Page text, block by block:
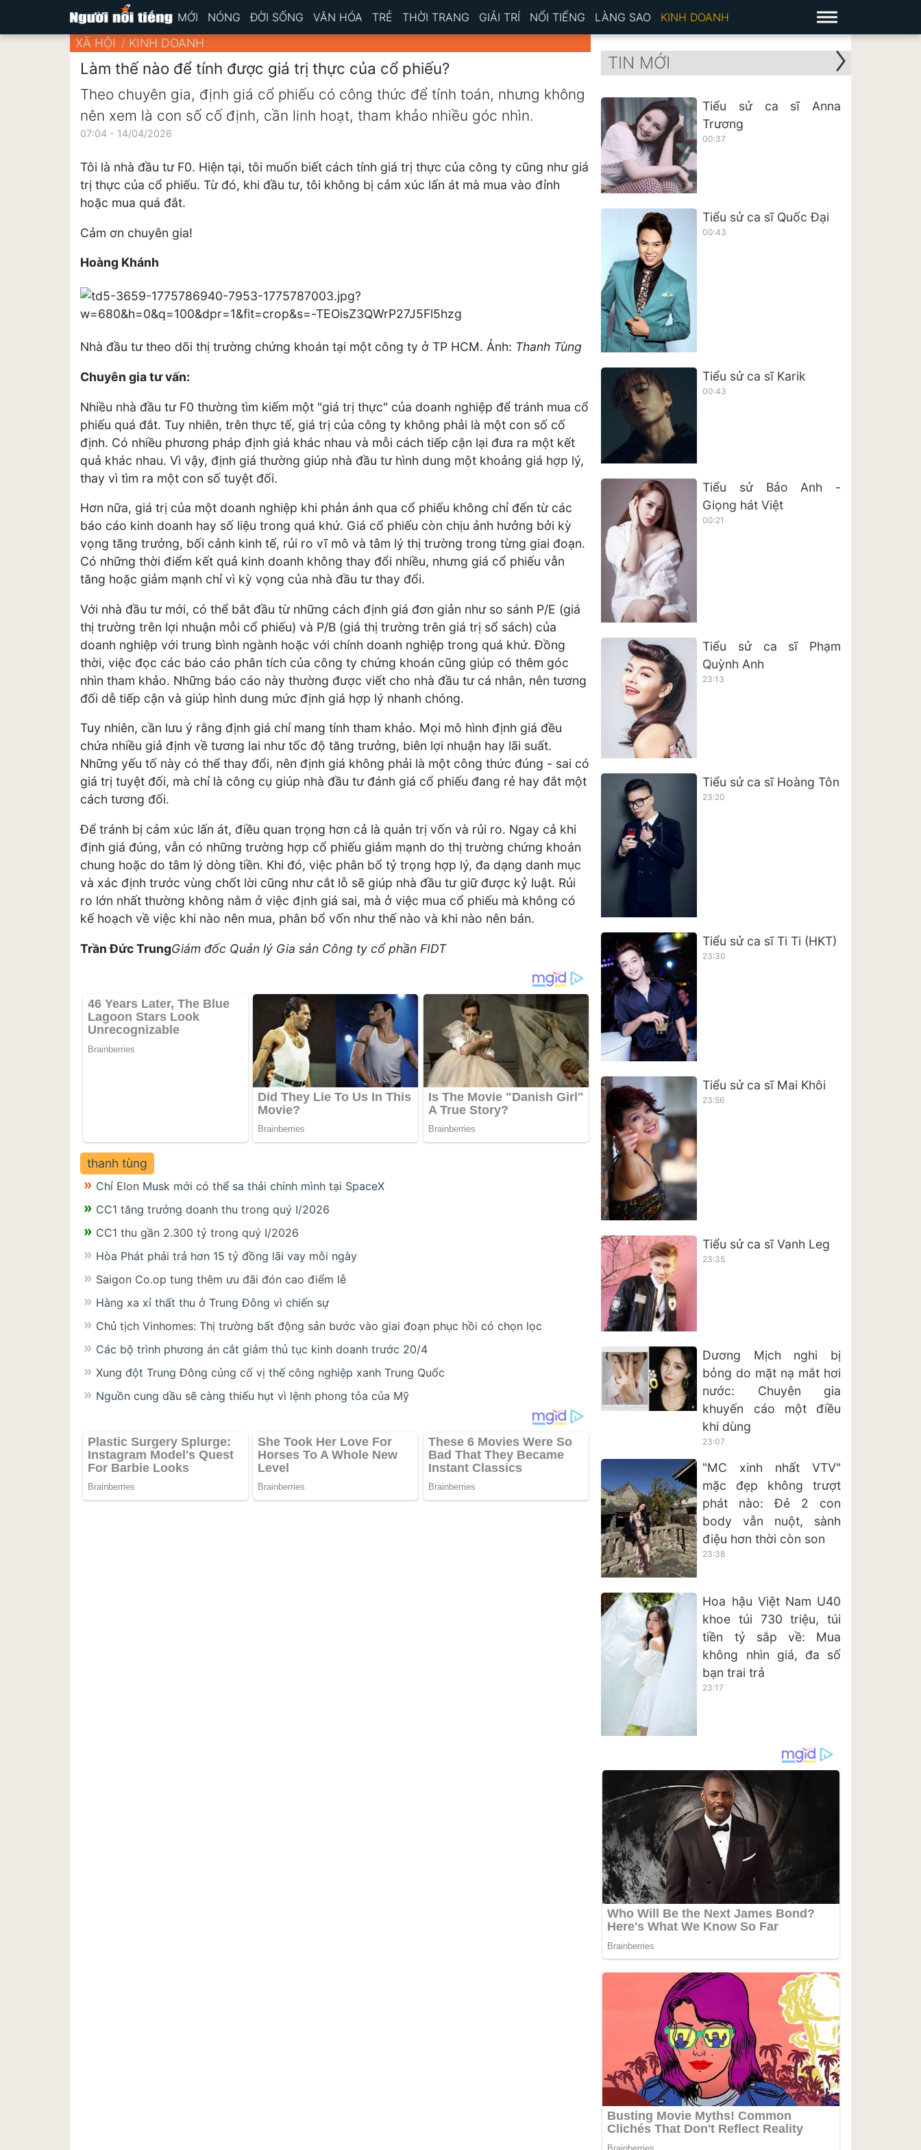
MỚI NÓNG ĐỜI SỐNG VĂN HÓA TRẺ THỜI TRANG GIẢI TRÍ NỔI TIẾNG LÀNG SAO KINH DOANH
XÃ HỘI KINH DOANH
Làm thế nào để tính được giá trị thực của cổ phiếu?
Theo chuyên gia, định giá cổ phiếu có công thức để tính toán, nhưng không
nên xem là con số cố định, cần linh hoạt, tham khảo nhiều góc nhìn.
07:04 - 14/04/2026
Tôi là nhà đầu tư F0. Hiện tại, tôi muốn biết cách tính giá trị thực của công ty cũng như giá
trị thực của cổ phiếu. Từ đó, khi đầu tư, tôi không bị cảm xúc lấn át mà mua vào đỉnh
hoặc mua quá đắt.
Cảm ơn chuyên gia!
Hoàng Khánh
Nhà đầu tư theo dõi thị trường chứng khoán tại một công ty ở TP HCM. Ảnh: Thanh Tùng
Chuyên gia tư vấn:
Nhiều nhà đầu tư F0 thường tìm kiếm một "giá trị thực" của doanh nghiệp để tránh mua cổ
phiếu quá đắt. Tuy nhiên, trên thực tế, giá trị của công ty không phải là một con số cố
định. Có nhiều phương pháp định giá khác nhau và mỗi cách tiếp cận lại đưa ra một kết
quả khác nhau. Vì vậy, định giá thường giúp nhà đầu tư hình dung một khoảng giá hợp lý,
thay vì tìm ra một con số tuyệt đối.
Hơn nữa, giá trị của một doanh nghiệp khi phản ánh qua cổ phiếu không chỉ đến từ các
báo cáo kinh doanh hay số liệu trong quá khứ. Giá cổ phiếu còn chịu ảnh hưởng bởi kỳ
vọng tăng trưởng, bối cảnh kinh tế, rủi ro vĩ mô và tâm lý thị trường trong từng giai đoạn.
Có những thời điểm kết quả kinh doanh không thay đổi nhiều, nhưng giá cổ phiếu vẫn
tăng hoặc giảm mạnh chỉ vì kỳ vọng của nhà đầu tư thay đổi.
Với nhà đầu tư mới, có thể bắt đầu từ những cách định giá đơn giản như so sánh P/E (giá
thị trường trên lợi nhuận mỗi cổ phiếu) và P/B (giá thị trường trên giá trị sổ sách) của
doanh nghiệp với trung bình ngành hoặc với chính doanh nghiệp trong quá khứ. Đồng
thời, việc đọc các báo cáo phân tích của công ty chứng khoán cũng giúp có thêm góc
nhìn tham khảo. Những báo cáo này thường được viết cho nhà đầu tư cá nhân, nên tương
đối dễ tiếp cận và giúp hình dung mức định giá hợp lý nhanh chóng.
Tuy nhiên, cần lưu ý rằng định giá chỉ mang tính tham khảo. Mọi mô hình định giá đều
chứa nhiều giả định về tương lai như tốc độ tăng trưởng, biên lợi nhuận hay lãi suất.
Những yếu tố này có thể thay đổi, nên định giá không phải là một công thức đúng - sai có
giá trị tuyệt đối, mà chỉ là công cụ giúp nhà đầu tư đánh giá cổ phiếu đang rẻ hay đắt một
cách tương đối.
Để tránh bị cảm xúc lấn át, điều quan trọng hơn cả là quản trị vốn và rủi ro. Ngay cả khi
định giá đúng, vẫn có những trường hợp cổ phiếu giảm mạnh do thị trường chứng khoán
chung hoặc do tâm lý dòng tiền. Khi đó, việc phân bổ tỷ trọng hợp lý, đa dạng danh mục
và xác định trước vùng chốt lời cũng như cắt lỗ sẽ giúp nhà đầu tư giữ được kỷ luật. Rủi
ro lớn nhất thường không nằm ở việc định giá sai, mà ở việc mua cổ phiếu mà không có
kế hoạch về việc khi nào nên mua, phân bổ vốn như thế nào và khi nào nên bán.
Trần Đức TrungGiám đốc Quản lý Gia sản Công ty cổ phần FIDT
thanh tùng
Chỉ Elon Musk mới có thể sa thải chính mình tại SpaceX
CC1 tăng trưởng doanh thu trong quý I/2026
CC1 thu gần 2.300 tỷ trong quý I/2026
Hòa Phát phải trả hơn 15 tỷ đồng lãi vay mỗi ngày
Saigon Co.op tung thêm ưu đãi đón cao điểm lễ
Hàng xa xỉ thất thu ở Trung Đông vì chiến sự
Chủ tịch Vinhomes: Thị trường bất động sản bước vào giai đoạn phục hồi có chọn lọc
Các bộ trình phương án cắt giảm thủ tục kinh doanh trước 20/4
Xung đột Trung Đông củng cố vị thế công nghiệp xanh Trung Quốc
Nguồn cung dầu sẽ càng thiếu hụt vì lệnh phong tỏa của Mỹ
TIN MỚI
Tiểu sử ca sĩ Anna
Trương
00:37
Tiểu sử ca sĩ Quốc Đại
00:43
Tiểu sử ca sĩ Karik
00:43
Tiểu sử Bảo Anh -
Giọng hát Việt
00:21
Tiểu sử ca sĩ Phạm
Quỳnh Anh
23:13
Tiểu sử ca sĩ Hoàng Tôn
23:20
Tiểu sử ca sĩ Ti Ti (HKT)
23:30
Tiểu sử ca sĩ Mai Khôi
23:56
Tiểu sử ca sĩ Vanh Leg
23:35
Dương Mịch nghi bị
bỏng do mặt nạ mắt hơi
nước: Chuyên gia
khuyến cáo một điều
khi dùng
23:07
"MC xinh nhất VTV"
mặc đẹp không trượt
phát nào: Đẻ 2 con
body vẫn nuột, sành
điệu hơn thời còn son
23:38
Hoa hậu Việt Nam U40
khoe túi 730 triệu, túi
tiền tỷ sắp về: Mua
không nhìn giá, đa số
bạn trai trả
23:17